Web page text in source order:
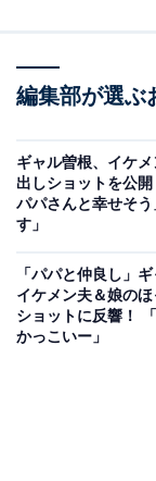
編集部が選ぶ
ギャル曽根、イケ
出しショットを公
パパさんと幸せそ
す」
「パパと仲良し」ギ
イケメン夫＆娘の
ショットに反響！
かっこいー」